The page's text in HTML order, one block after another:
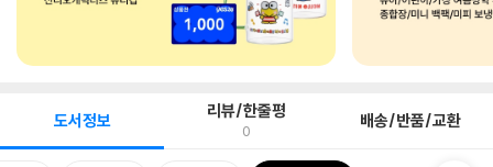
도서정보 리뷰/한줄평
0 배송/반품/교환